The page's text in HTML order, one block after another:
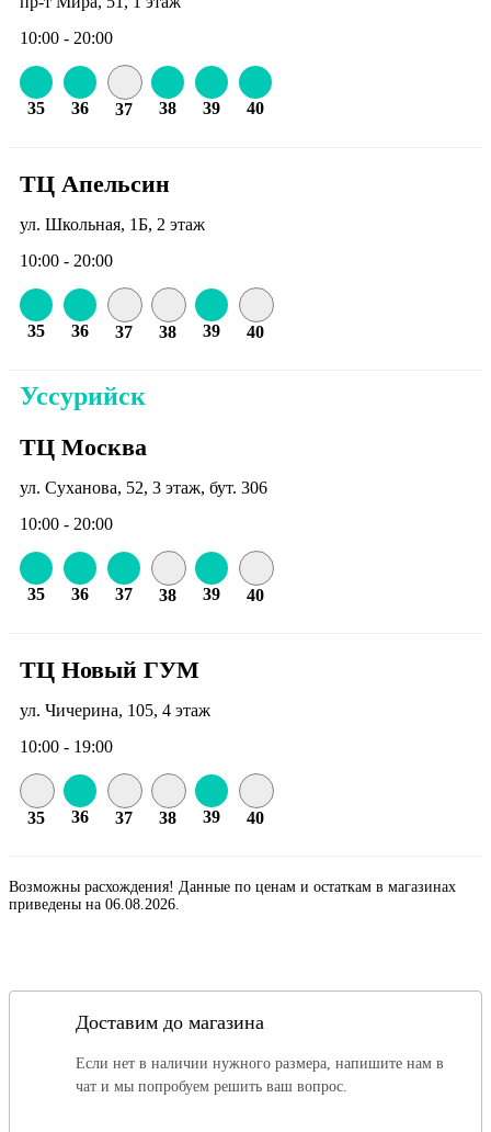
10:00 - 20:00
35 36 37 38 39 40
ТЦ Апельсин
ул. Школьная, 1Б, 2 этаж
10:00 - 20:00
35 36 37 38 39 40
Уссурийск
ТЦ Москва
ул. Суханова, 52, 3 этаж, бут. 306
10:00 - 20:00
35 36 37 38 39 40
ТЦ Новый ГУМ
ул. Чичерина, 105, 4 этаж
10:00 - 19:00
35 36 37 38 39 40
Возможны расхождения! Данные по ценам и остаткам в магазинах
приведены на 06.08.2026.
Доставим до магазина
Если нет в наличии нужного размера, напишите нам в
чат и мы попробуем решить ваш вопрос.